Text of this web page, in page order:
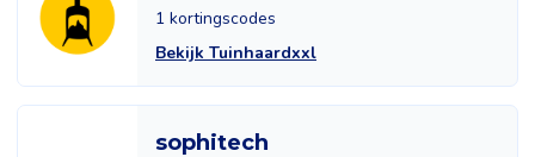
1 kortingscodes
Bekijk Tuinhaardxxl
sophitech